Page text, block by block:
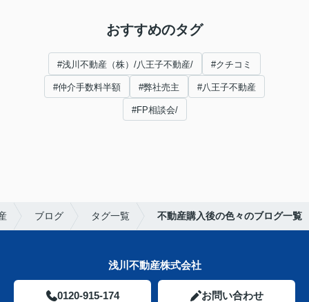
おすすめのタグ
#浅川不動産（株）/八王子不動産/ #クチコミ
#仲介手数料半額 #弊社売主 #八王子不動産
#FP相談会/
ブログ タグ一覧 不動産購入後の色々のブログ一覧
浅川不動産株式会社
0120-915-174 お問い合わせ